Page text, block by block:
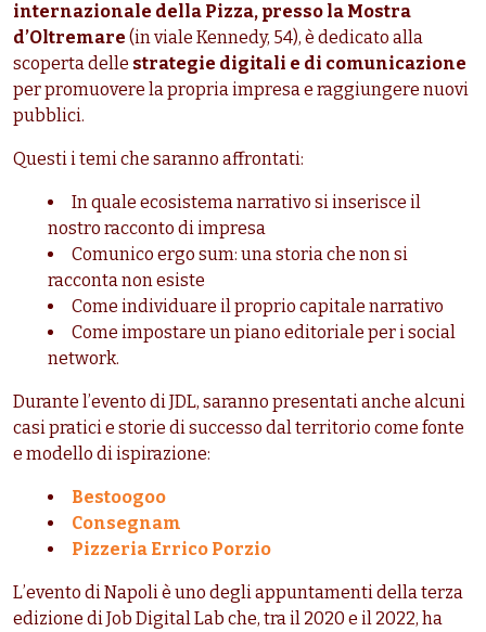
internazionale della Pizza, presso la Mostra
d’Oltremare (in viale Kennedy, 54), è dedicato alla
scoperta delle strategie digitali e di comunicazione
per promuovere la propria impresa e raggiungere nuovi
pubblici.
Questi i temi che saranno affrontati:
In quale ecosistema narrativo si inserisce il
nostro racconto di impresa
Comunico ergo sum: una storia che non si
racconta non esiste
Come individuare il proprio capitale narrativo
Come impostare un piano editoriale per i social
network.
Durante l’evento di JDL, saranno presentati anche alcuni
casi pratici e storie di successo dal territorio come fonte
e modello di ispirazione:
Bestoogoo
Consegnam
Pizzeria Errico Porzio
L’evento di Napoliè uno degli appuntamenti della terza
edizione di Job Digital Lab che, tra il 2020 e il 2022, ha